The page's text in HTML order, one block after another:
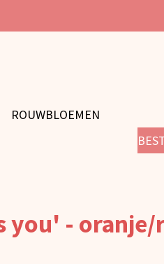
ROUWBLOEMEN
you' - oranje/